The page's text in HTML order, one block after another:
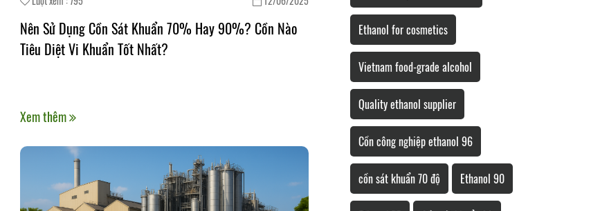
Nên Sử Dụng Cồn Sát Khuẩn 70% Hay 90%? Cồn Nào
Tiêu Diệt Vi Khuẩn Tốt Nhất?
Xem thêm
Ethanol for cosmetics
Vietnam food-grade alcohol
Quality ethanol supplier
Cồn công nghiệp ethanol 96
cồn sát khuẩn 70 độ Ethanol 90